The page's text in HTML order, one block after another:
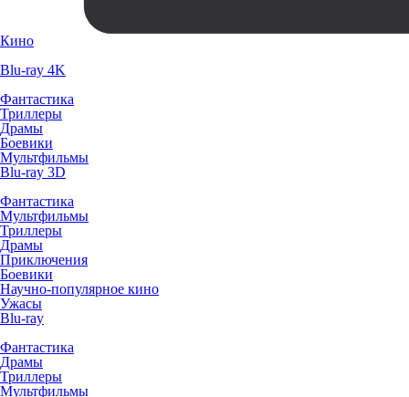
Кино
Blu-ray 4K
Фантастика
Триллеры
Драмы
Боевики
Мультфильмы
Blu-ray 3D
Фантастика
Мультфильмы
Триллеры
Драмы
Приключения
Боевики
Научно-популярное кино
Ужасы
Blu-ray
Фантастика
Драмы
Триллеры
Мультфильмы